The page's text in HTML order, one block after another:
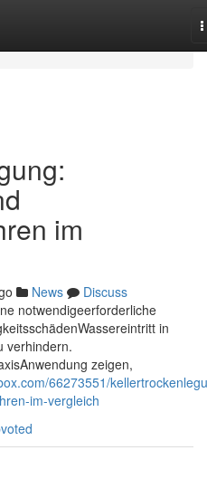
im
News
Discuss
notwendigeerforderliche
in
verhindern.
zeigen,
66273551/
im-vergleich